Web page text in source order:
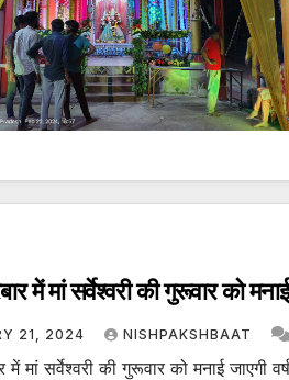
में मां सर्वेश्वरी की गुरूवार को
21, 2024 NISHPAKSHBAAT
में मां सर्वेश्वरी की गुरूवार को मनाई जाएगी